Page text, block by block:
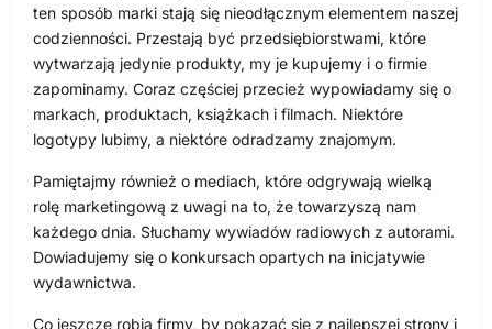
ten sposób marki stają się nieodłącznym elementem naszej
codzienności. Przestają być przedsiębiorstwami, które
wytwarzają jedynie produkty, my je kupujemy i o firmie
zapominamy. Coraz częściej przecież wypowiadamy się o
markach, produktach, książkach i filmach. Niektóre
logotypy lubimy, a niektóre odradzamy znajomym.
Pamiętajmy również o mediach, które odgrywają wielką
rolę marketingową z uwagi na to, że towarzyszą nam
każdego dnia. Słuchamy wywiadów radiowych z autorami.
Dowiadujemy się o konkursach opartych na inicjatywie
wydawnictwa.
Co jeszcze robią firmy, by pokazać się z najlepszej strony i